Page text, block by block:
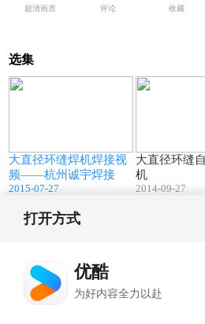
超清画质 评论 收藏
选集
大直径环缝焊机焊接视
频——杭州诚宇焊接
2015-07-27
大直径环缝
机
2014-09-27
打开方式
优酷
为好内容全力以赴